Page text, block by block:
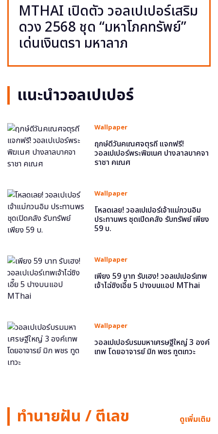
MTHAI เปิดตัว วอลเปเปอร์เสริม
ดวง 2568 ชุด “มหาโภคทรัพย์”
เด่นเงินตรา มหาลาภ
แนะนำวอลเปเปอร์
Wallpaper
ฤกษ์ดีวันคเณศจตุรถี แจกฟรี!
วอลเปเปอร์พระพิฆเนศ ปางลาลบาคจา
ราชา คเณศ
Wallpaper
โหลดเลย! วอลเปเปอร์เจ้าแม่กวนอิม
ประทานพร ชุดเปิดคลัง รับทรัพย์ เพียง
59 บ.
Wallpaper
เพียง 59 บาท รับเฮง! วอลเปเปอร์เทพ
เจ้าไฉ่ซิงเอี๊ย 5 ปางบนแอป MThai
Wallpaper
วอลเปเปอร์บรมมหาเศรษฐีใหญ่ 3 องค์
เทพ โดยอาจารย์ มิก พชร ทูตเทวะ
ทำนายฝัน / ตีเลข ดูเพิ่มเติม